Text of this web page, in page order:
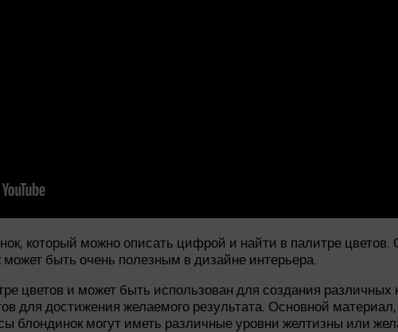
который можно описать цифрой и найти в палитре
может быть очень полезным в дизайне интерьера.
цветов и может быть использован для создания
для достижения желаемого результата. Основной
блондинок могут иметь различные уровни желтизны или